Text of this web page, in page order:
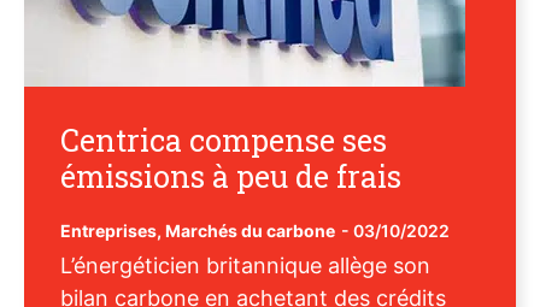
Centrica compense ses
émissions à peu de frais
Entreprises, Marchés du carbone - 03/10/2022
L’énergéticien britannique allège son
bilan carbone en achetant des crédits